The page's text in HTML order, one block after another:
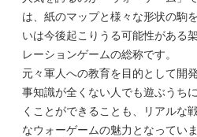
は、紙のマップと様々な形状の駒
いは今後起こりうる可能性がある
レーションゲームの総称です。
元々軍人への教育を目的として開
事知識が全くない人でも遊ぶうち
くことができることも、リアルな
なウォーゲームの魅力となってい